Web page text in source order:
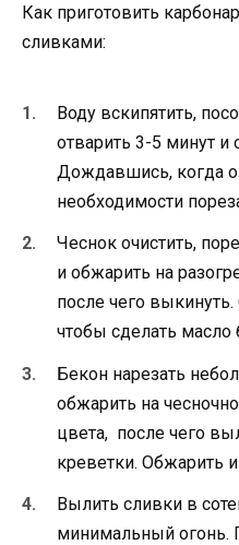
Как приготовить
сливками:
Воду вскипятить,
отварить 3-5 минут и
Дождавшись, когда
необходимости
Чеснок очистить,
и обжарить на
после чего
чтобы сделать
Бекон нарезать
обжарить на
цвета, после чего
креветки. Обжарить
Вылить сливки в
минимальный огонь.